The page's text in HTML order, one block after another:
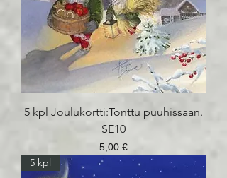
5 kpl Joulukortti:Tonttu puuhissaan.
SE10
Hinta
5,00 €
5 kpl